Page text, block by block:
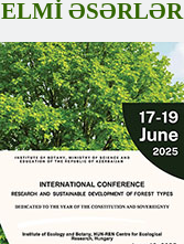
ELMİ ƏSƏRLƏR